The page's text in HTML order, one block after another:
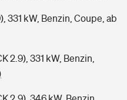
331 kW, Benzin, Coupe, ab
2.9), 331 kW, Benzin,